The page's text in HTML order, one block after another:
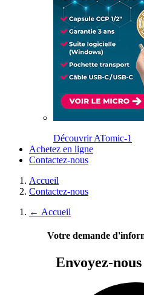
Découvrir ATomic-1
Achetez en ligne
Contactez-nous
Accueil
Contactez-nous
← Accueil
Votre demande
Envoyez-nous